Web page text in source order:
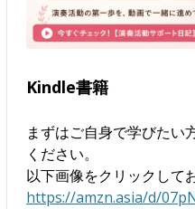
Kindle書籍
まずはご自身で学びたい
ください。
以下画像をクリックして
https://amzn.asia/d/